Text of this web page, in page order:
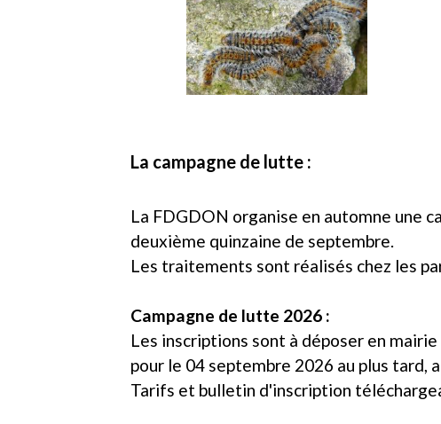
La campagne de lutte :
La FDGDON organise en automne une
deuxième quinzaine de septembre.
Les traitements sont réalisés chez les
Campagne de lutte 2026 :
Les inscriptions sont à déposer en
pour le 04 septembre 2026 au plus tard,
Tarifs et bulletin d'inscription